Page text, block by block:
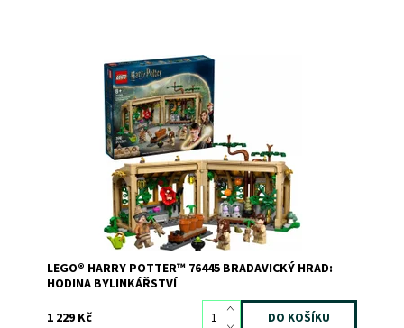
Starejte se o kouzelné rostliny s Nevillem
Longbottomem a Hermionou Grangerovou na hodině
bylinkářství! Připojte se k profesorce Prýtové na hodině
ve skleníku. Pomocí konve a nůžek můžete pečovat o
úponici jedovatou, Mimbulus Mimbletonii a černovřes....
Dostupnost:
Skladem3
12516
LEGO
LEGO® HARRY POTTER™ 76445 BRADAVICKÝ HRAD:
HODINA BYLINKÁŘSTVÍ
1 229 Kč